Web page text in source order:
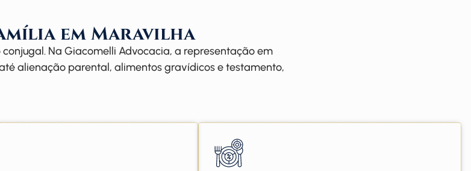
em Maravilha
Na Giacomelli Advocacia, a representação em
alienação parental, alimentos gravídicos e testamento,